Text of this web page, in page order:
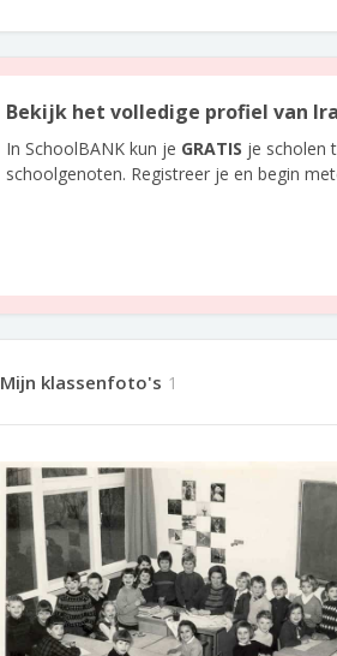
Bekijk het volledige profiel van
In SchoolBANK kun je GRATIS je scholen
schoolgenoten. Registreer je en begin
Mijn klassenfoto's 1